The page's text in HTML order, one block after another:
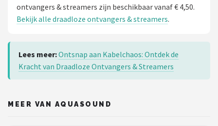
ontvangers & streamers zijn beschikbaar vanaf € 4,50.
Bekijk alle draadloze ontvangers & streamers.
Lees meer:Ontsnap aan Kabelchaos: Ontdek de
Kracht van Draadloze Ontvangers & Streamers
MEER VAN AQUASOUND